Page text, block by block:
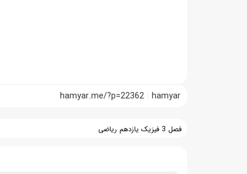
hamyar
hamyar.me/?p=22362
فصل 3 فیزیک یازدهم ریاضی